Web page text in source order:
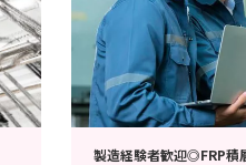
製造経験者歓迎◎FRP積